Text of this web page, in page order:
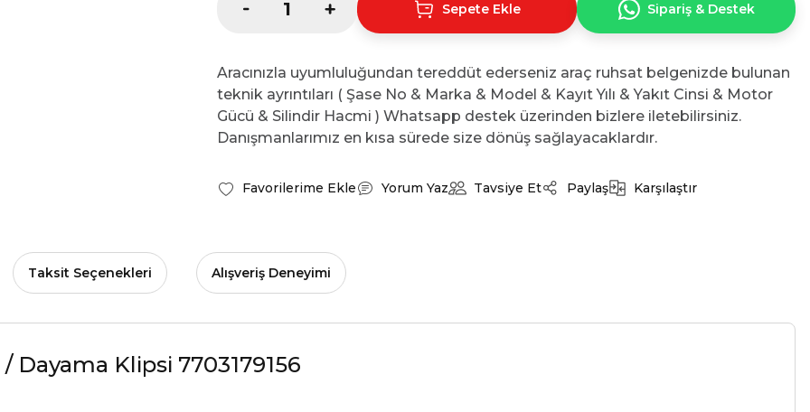
Sepete Ekle Sipariş & Destek
Aracınızla uyumluluğundan tereddüt ederseniz araç ruhsat belgenizde bulunan
teknik ayrıntıları ( Şase No & Marka & Model & Kayıt Yılı & Yakıt Cinsi & Motor
Gücü & Silindir Hacmi ) Whatsapp destek üzerinden bizlere iletebilirsiniz.
Danışmanlarımız en kısa sürede size dönüş sağlayacaklardır.
Yorum Yaz Tavsiye Et Paylaş Karşılaştır
Taksit Seçenekleri Alışveriş Deneyimi
Dayama Klipsi 7703179156